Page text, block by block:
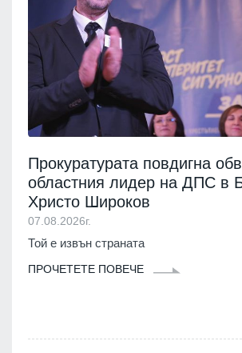
Прокуратурата повдигна
областния лидер на ДПС в
Христо Широков
07.08.2026г.
Той е извън страната
ПРОЧЕТЕТЕ ПОВЕЧЕ